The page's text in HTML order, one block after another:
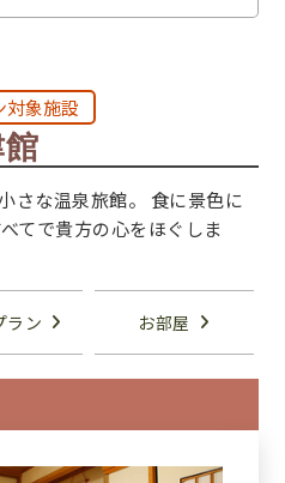
対象施設
さな温泉旅館。 食に景色に
てで貴方の心をほぐしま
ラン お部屋